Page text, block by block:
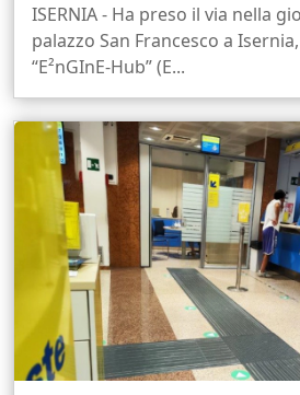
ISERNIA - Ha preso il via nella
palazzo San Francesco a
“E²nGInE-Hub” (E...